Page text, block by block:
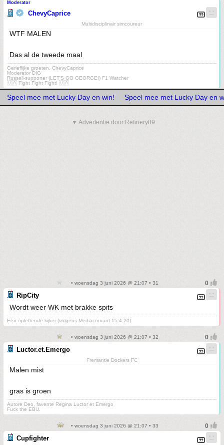
Moderator
ChevyCaprice
Multidisciplinair simcoureur
WTF MALEN
Das al de tweede maal
Gerieflijke groeten, ChevyCaprice
Moderator DIG
Russell-supporter (LET'S GO GEORGE!) F1 Watcher
🇺🇦 Fight Fight Fight! 🇺🇦
Speel mee met Lucky Day en win! Speel mee met Lucky Day en
▼ Advertentie door Refinery89
• woensdag 3 juni 2026 @ 21:07 • 31
RipCity
Wordt weer WK met brakke spits
Een oplettende kijker (volgens Mediacourant 15-4-20).
• woensdag 3 juni 2026 @ 21:07 • 32
Luctor.et.Emergo
Fremantle Dockers FC
Malen mist
gras is groen
Autore Deo, favente Regina Luctor et Emergo
Fuck the EBU.
• woensdag 3 juni 2026 @ 21:07 • 33
Cupfighter